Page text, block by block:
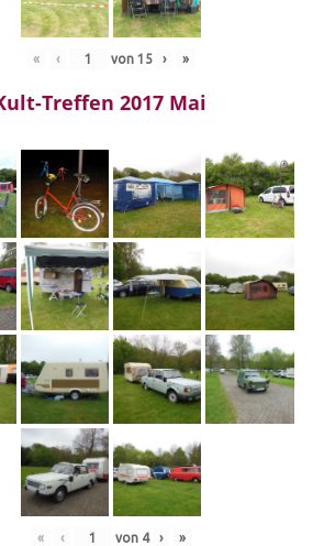
« ‹ von 15 › »
Treffen 2017 Mai
« ‹ von 4 › »